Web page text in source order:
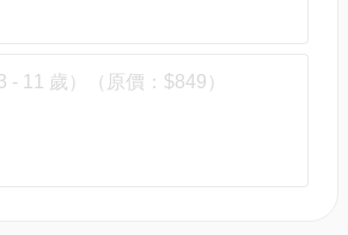
- 11 歲）（原價：$849）